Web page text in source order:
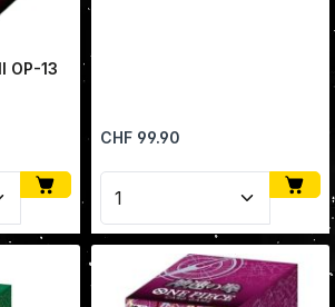
OP-13
Gib den gewünschten Wert ein
Regulärer Preis:
CHF 99.90
Produkt Anzahl: Gib